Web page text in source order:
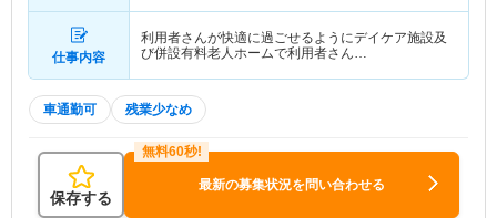
仕事内容
利用者さんが快適に過ごせるようにデイケア施設及
び併設有料老人ホームで利用者さん…
車通勤可 残業少なめ
保存する
最新の募集状況を問い合わせる